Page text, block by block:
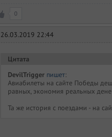
0
26.03.2019 22:44
Цитата
DevilTrigger пишет:
Авиабилеты на сайте Победы
равных, экономия реальных
Та же история с поездами - на